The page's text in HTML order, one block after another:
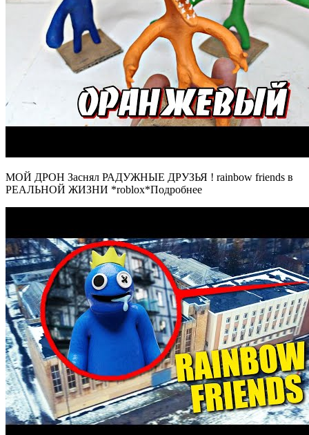
МОЙ ДРОН Заснял РАДУЖНЫЕ ДРУЗЬЯ ! rainbow friends в
РЕАЛЬНОЙ ЖИЗНИ *roblox*Подробнее